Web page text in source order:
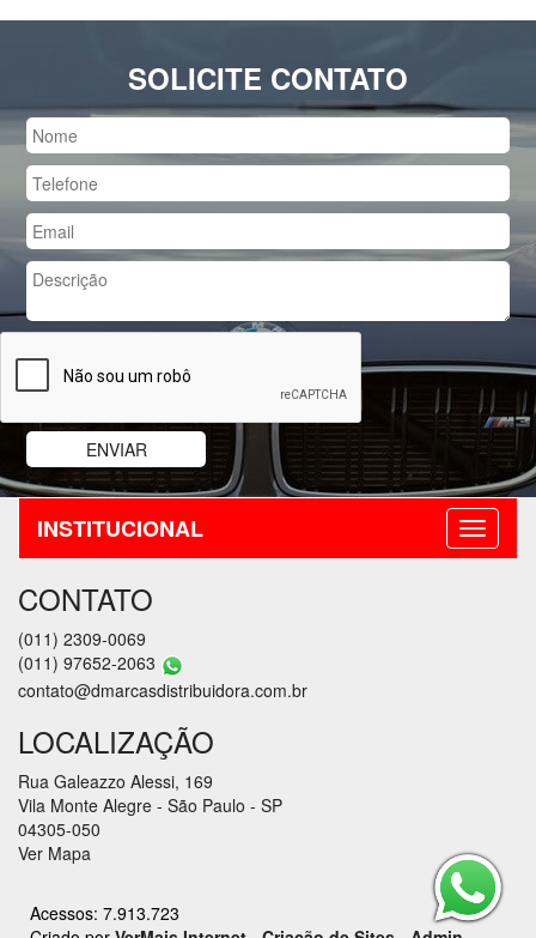
SOLICITE CONTATO
INSTITUCIONAL
CONTATO
(011) 2309-0069
(011) 97652-2063
contato@dmarcasdistribuidora.com.br
LOCALIZAÇÃO
Rua Galeazzo Alessi, 169
Vila Monte Alegre - São Paulo - SP
04305-050
Ver Mapa
Acessos: 7.913.723